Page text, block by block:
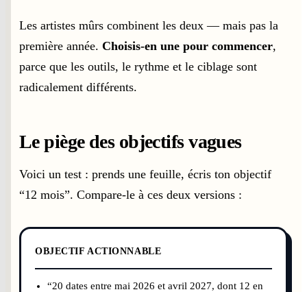
Les artistes mûrs combinent les deux — mais pas la
première année. Choisis-en une pour commencer,
parce que les outils, le rythme et le ciblage sont
radicalement différents.
Le piège des objectifs vagues
Voici un test : prends une feuille, écris ton objectif
“12 mois”. Compare-le à ces deux versions :
OBJECTIF ACTIONNABLE
“20 dates entre mai 2026 et avril 2027, dont 12 en